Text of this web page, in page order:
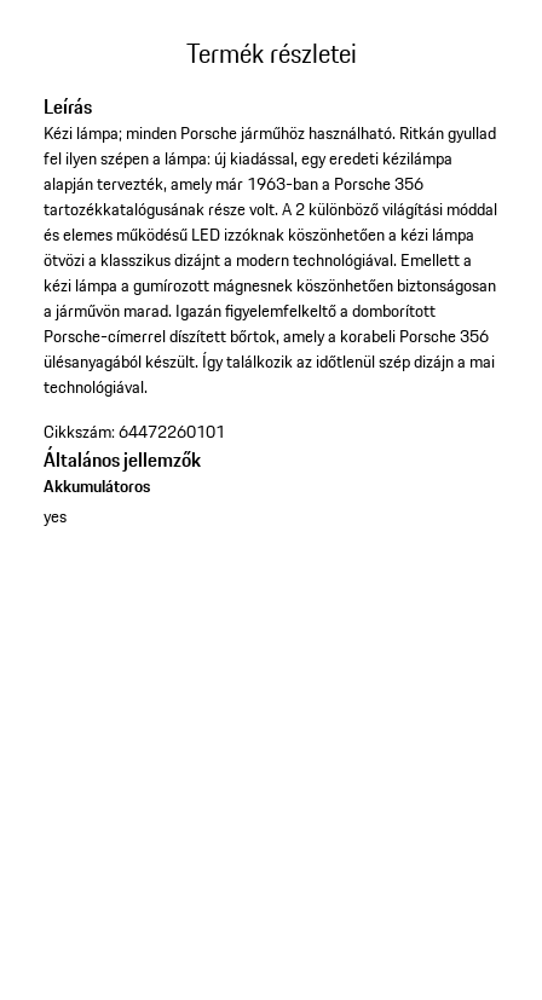
Termék részletei
Leírás
Kézi lámpa; minden Porsche járműhöz használható. Ritkán gyullad
fel ilyen szépen a lámpa: új kiadással, egy eredeti kézilámpa
alapján tervezték, amely már 1963-ban a Porsche 356
tartozékkatalógusának része volt. A 2 különböző világítási móddal
és elemes működésű LED izzóknak köszönhetően a kézi lámpa
ötvözi a klasszikus dizájnt a modern technológiával. Emellett a
kézi lámpa a gumírozott mágnesnek köszönhetően biztonságosan
a járművön marad. Igazán figyelemfelkeltő a domborított
Porsche-címerrel díszített bőrtok, amely a korabeli Porsche 356
ülésanyagából készült. Így találkozik az időtlenül szép dizájn a mai
technológiával.
Cikkszám:64472260101
Általános jellemzők
Akkumulátoros
yes